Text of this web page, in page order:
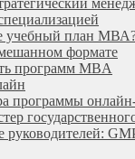
учебный план
формате
программ MBA
программы
руководителей: